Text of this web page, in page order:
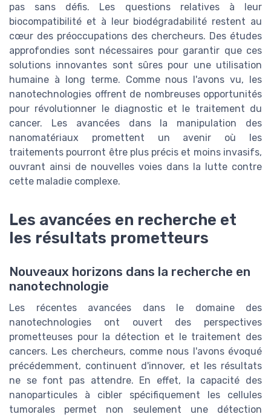
pas sans défis. Les questions relatives à leur
biocompatibilité et à leur biodégradabilité restent au
cœur des préoccupations des chercheurs. Des études
approfondies sont nécessaires pour garantir que ces
solutions innovantes sont sûres pour une utilisation
humaine à long terme. Comme nous l'avons vu, les
nanotechnologies offrent de nombreuses opportunités
pour révolutionner le diagnostic et le traitement du
cancer. Les avancées dans la manipulation des
nanomatériaux promettent un avenir où les
traitements pourront être plus précis et moins invasifs,
ouvrant ainsi de nouvelles voies dans la lutte contre
cette maladie complexe.
Les avancées en recherche et
les résultats prometteurs
Nouveaux horizons dans la recherche en
nanotechnologie
Les récentes avancées dans le domaine des
nanotechnologies ont ouvert des perspectives
prometteuses pour la détection et le traitement des
cancers. Les chercheurs, comme nous l'avons évoqué
précédemment, continuent d'innover, et les résultats
ne se font pas attendre. En effet, la capacité des
nanoparticules à cibler spécifiquement les cellules
tumorales permet non seulement une détection